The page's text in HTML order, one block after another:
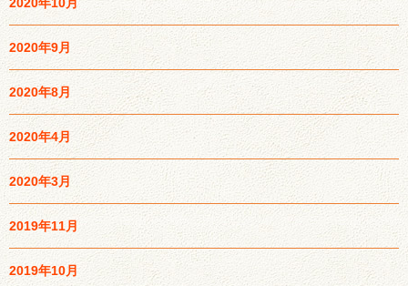
2020年9月
2020年8月
2020年4月
2020年3月
2019年11月
2019年10月